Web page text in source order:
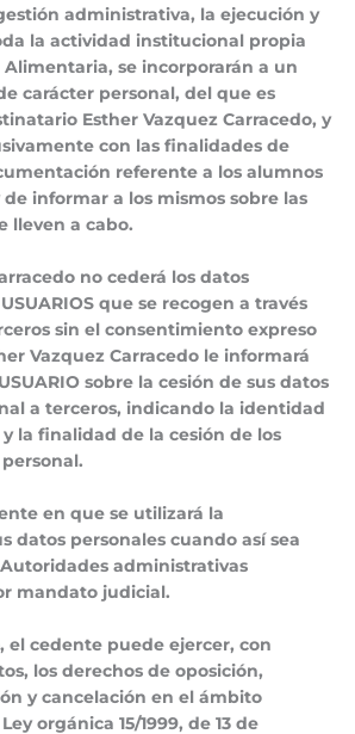
administrativa, la ejecución y
la actividad institucional propia
Alimentaria, se incorporarán a un
carácter personal, del que es
Esther Vazquez Carracedo, y
con las finalidades de
referente a los alumnos
informar a los mismos sobre las
lleven a cabo.
no cederá los datos
que se recogen a través
sin el consentimiento expreso
Vazquez Carracedo le informará
sobre la cesión de sus datos
a terceros, indicando la identidad
la finalidad de la cesión de los
en que se utilizará la
datos personales cuando así sea
administrativas
mandato judicial.
el cedente puede ejercer, con
los derechos de oposición,
y cancelación en el ámbito
orgánica 15/1999, de 13 de